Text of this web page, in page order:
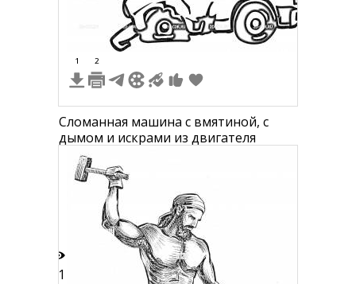
1 2
Сломанная машина с вмятиной, с
дымом и искрами из двигателя
11